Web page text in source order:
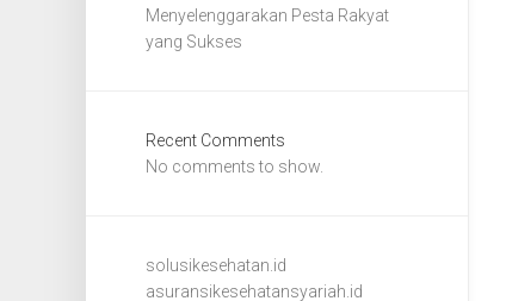
Menyelenggarakan Pesta Rakyat
yang Sukses
Recent Comments
No comments to show.
solusikesehatan.id
asuransikesehatansyariah.id